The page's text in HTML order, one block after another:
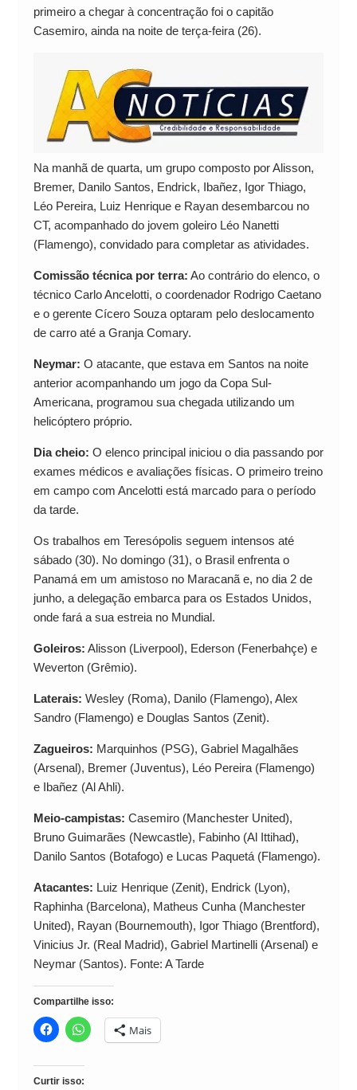
primeiro a chegar à concentração foi o capitão
Casemiro, ainda na noite de terça-feira (26).
Na manhã de quarta, um grupo composto por Alisson,
Bremer, Danilo Santos, Endrick, Ibañez, Igor Thiago,
Léo Pereira, Luiz Henrique e Rayan desembarcou no
CT, acompanhado do jovem goleiro Léo Nanetti
(Flamengo), convidado para completar as atividades.
Comissão técnica por terra: Ao contrário do elenco, o
técnico Carlo Ancelotti, o coordenador Rodrigo Caetano
e o gerente Cícero Souza optaram pelo deslocamento
de carro até a Granja Comary.
Neymar: O atacante, que estava em Santos na noite
anterior acompanhando um jogo da Copa Sul-
Americana, programou sua chegada utilizando um
helicóptero próprio.
Dia cheio: O elenco principal iniciou o dia passando por
exames médicos e avaliações físicas. O primeiro treino
em campo com Ancelotti está marcado para o período
da tarde.
Os trabalhos em Teresópolis seguem intensos até
sábado (30). No domingo (31), o Brasil enfrenta o
Panamá em um amistoso no Maracanã e, no dia 2 de
junho, a delegação embarca para os Estados Unidos,
onde fará a sua estreia no Mundial.
Goleiros: Alisson (Liverpool), Ederson (Fenerbahçe) e
Weverton (Grêmio).
Laterais: Wesley (Roma), Danilo (Flamengo), Alex
Sandro (Flamengo) e Douglas Santos (Zenit).
Zagueiros: Marquinhos (PSG), Gabriel Magalhães
(Arsenal), Bremer (Juventus), Léo Pereira (Flamengo)
e Ibañez (Al Ahli).
Meio-campistas: Casemiro (Manchester United),
Bruno Guimarães (Newcastle), Fabinho (Al Ittihad),
Danilo Santos (Botafogo) e Lucas Paquetá (Flamengo).
Atacantes: Luiz Henrique (Zenit), Endrick (Lyon),
Raphinha (Barcelona), Matheus Cunha (Manchester
United), Rayan (Bournemouth), Igor Thiago (Brentford),
Vinicius Jr. (Real Madrid), Gabriel Martinelli (Arsenal) e
Neymar (Santos). Fonte: A Tarde
Compartilhe isso:
Mais
Curtir isso: